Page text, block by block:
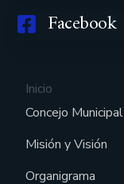
Facebook
Inicio
Concejo Municipal
Misión y Visión
Organigrama